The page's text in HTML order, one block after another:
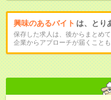
興味のあるバイト は、とり
保存した求人は、後からまとめて
企業からアプローチが届くことも